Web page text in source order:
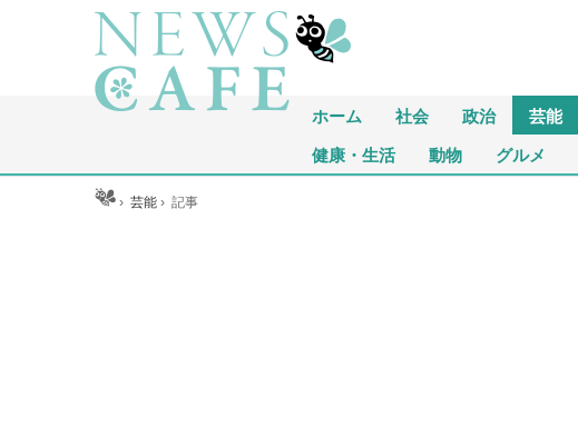
ホーム 社会 政治 芸能
健康・生活 動物 グルメ
ホーム ›芸能 ›記事